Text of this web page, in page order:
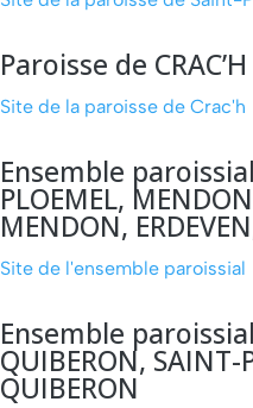
Paroisse de CRAC’H
Site de la paroisse de Crac'h
Ensemble
PLOEMEL,
MENDON,
Site de l'ensemble paroissial
Ensemble
QUIBERON, SAINT-
QUIBERON